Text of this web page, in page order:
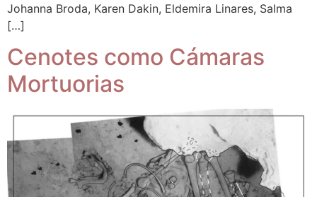
Johanna Broda, Karen Dakin, Eldemira Linares, Salma
[…]
Cenotes como Cámaras
Mortuorias